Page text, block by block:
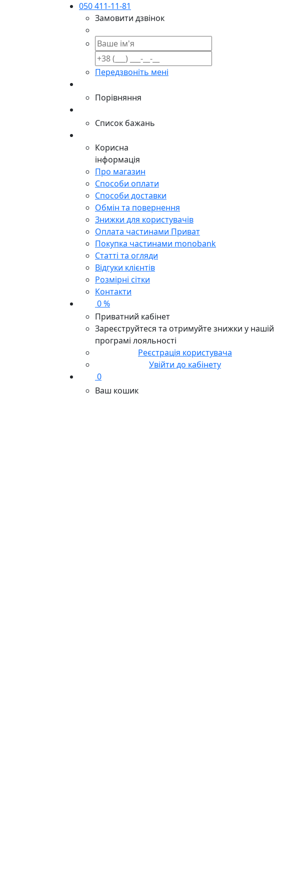
050 411-11-81
Замовити дзвінок
Передзвоніть мені
Порівняння
Список бажань
Корисна
інформація
Про магазин
Способи оплати
Способи доставки
Обмін та повернення
Знижки для користувачів
Оплата частинами Приват
Покупка частинами monobank
Статті та огляди
Відгуки клієнтів
Розмірні сітки
Контакти
0 %
Приватний кабінет
Зареєструйтеся та отримуйте знижки у нашій
програмі лояльності
Реєстрація користувача
Увійти до кабінету
0
Ваш кошик